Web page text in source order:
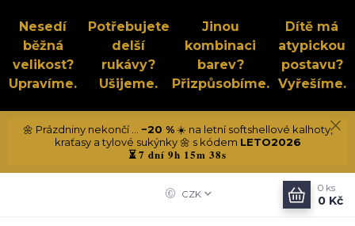
Nesedí
běžná
velikost?
Upravíme.
Potřebujete
delší
rukávy?
Ušijeme.
Jinou
kombinaci
barev?
Přizpůsobíme.
Dítě má
atypickou
postavu?
Vyřešíme.
🌼 Prázdniny nekončí ... −20 %☀️ na letní softshellové kalhoty,
kraťasy a tylové sukýnky 🌼 s kódem LETO2026
⏳7 dní 9h 15m 38s
CZK
0 ks
0 Kč